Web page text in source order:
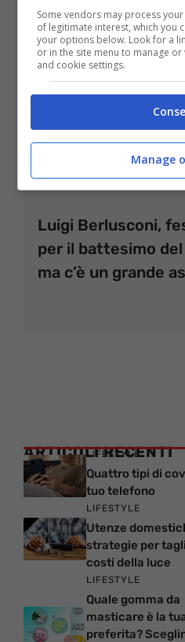
Luigi Berlusconi,
per il battesimo
ma c’è un grande
ARTICOLI RECENTI
LIFESTYLE
Quattro tipi di
tuo telefono
LIFESTYLE
Utenze
strategie per
costi della luce
LIFESTYLE
Quale gomma da
masticare è la
preferita?
Some vendors may process
of legitimate interest, which you
your options below. Look for a
or in the site menu to manage
and cookie settings.
Manage